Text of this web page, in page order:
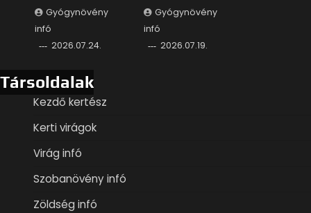
Gyógynövény
infó
2026.07.24.
Gyógynövény
infó
2026.07.19.
Társoldalak
Kezdő kertész
Kerti virágok
Virág infó
Szobanövény infó
Zöldség infó